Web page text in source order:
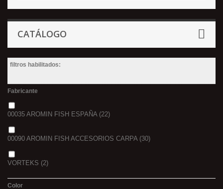
CATÁLOGO
filtros habilitados:
Fabricante
00035 AROMIN FISH ESPAÑA(22)
00090 AROMIN FISH ACCESORIOS CARPA(30)
VORTEKS (2)
Color